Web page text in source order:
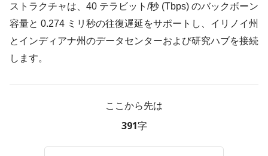
ストラクチャは、40 テラビット/秒 (Tbps) のバックボーン
容量と 0.274 ミリ秒の往復遅延をサポートし、イリノイ州
とインディアナ州のデータセンターおよび研究ハブを接続
します。
ここから先は
391字